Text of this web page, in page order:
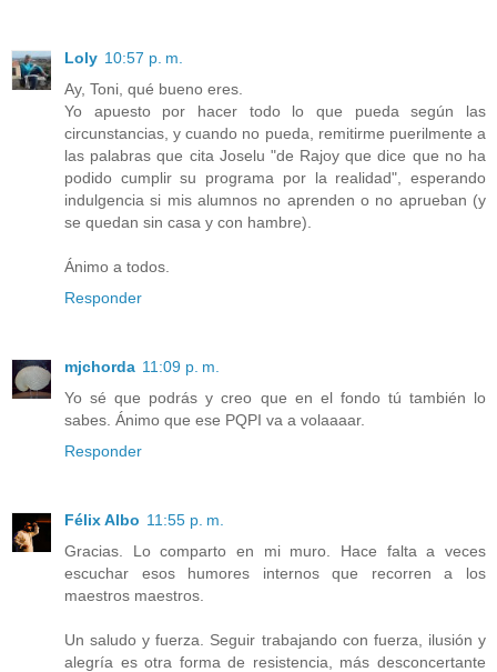
Loly 10:57 p. m.
Ay, Toni, qué bueno eres.
Yo apuesto por hacer todo lo que pueda según las
circunstancias, y cuando no pueda, remitirme puerilmente a
las palabras que cita Joselu "de Rajoy que dice que no ha
podido cumplir su programa por la realidad", esperando
indulgencia si mis alumnos no aprenden o no aprueban (y
se quedan sin casa y con hambre).
Ánimo a todos.
Responder
mjchorda 11:09 p. m.
Yo sé que podrás y creo que en el fondo tú también lo
sabes. Ánimo que ese PQPI va a volaaaar.
Responder
Félix Albo 11:55 p. m.
Gracias. Lo comparto en mi muro. Hace falta a veces
escuchar esos humores internos que recorren a los
maestros maestros.
Un saludo y fuerza. Seguir trabajando con fuerza, ilusión y
alegría es otra forma de resistencia, más desconcertante